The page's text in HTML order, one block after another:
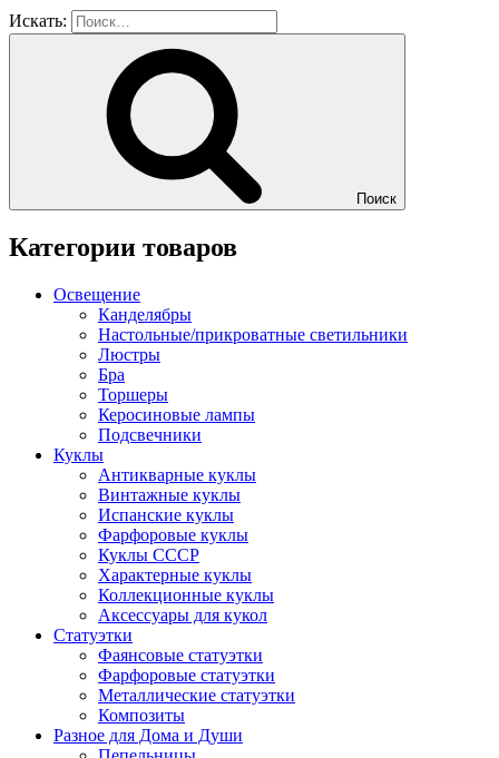
Искать:
Поиск
Категории товаров
Освещение
Канделябры
Настольные/прикроватные светильники
Люстры
Бра
Торшеры
Керосиновые лампы
Подсвечники
Куклы
Антикварные куклы
Винтажные куклы
Испанские куклы
Фарфоровые куклы
Куклы СССР
Характерные куклы
Коллекционные куклы
Аксессуары для кукол
Статуэтки
Фаянсовые статуэтки
Фарфоровые статуэтки
Металлические статуэтки
Композиты
Разное для Дома и Души